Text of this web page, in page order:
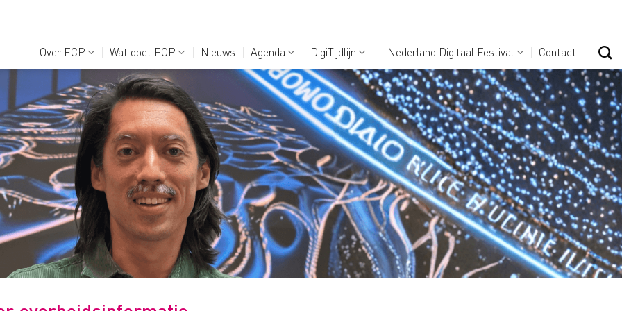
Over ECP Wat doet ECP Nieuws Agenda DigiTijdlijn Nederland Digitaal Festival Contact